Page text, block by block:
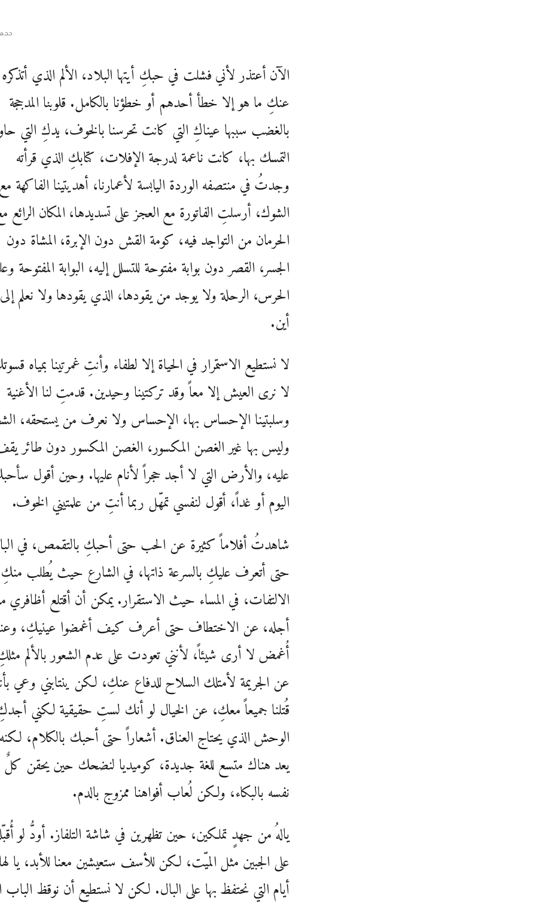
الآن أعتذر لأني فشلت في حبكِ أيتها البلاد، الألم الذي أتذكره
عنكِ ما هو إلا خطأ أحدهم أو خطؤنا بالكامل. قلوبنا المدججة
بالغضب سببها عيناكِ التي كانت تحرسنا بالخوف، يدكِ التي
التمسك بها، كانت ناعمة لدرجة الإفلات، كتابكِ الذي قرأته
وجدتُ في منتصفه الوردة اليابسة لأعمارنا، أهديتينا الفاكهة مع
الشوك، أرسلتِ الفاتورة مع العجز على تسديدها، المكان الرائع
الحرمان من التواجد فيه، كومة القش دون الإبرة، المشاة دون
الجسر، القصر دون بوابة مفتوحة للتسلل إليه، البوابة المفتوحة
الحرس، الرحلة ولا يوجد من يقودها، الذي يقودها ولا نعلم إلى
أين.
لا نستطيع الاستمرار في الحياة إلا لطفاء وأنتِ غمرتينا بمياه
لا نرى العيش إلا معاً وقد تركتينا وحيدين. قدمتِ لنا الأغنية
وسلبتينا الإحساس بها، الإحساس ولا نعرف من يستحقه،
وليس بها غير الغصن المكسور، الغصن المكسور دون طائر
عليه، والأرض التي لا أجد حجراً لأنام عليها. وحين أقول
اليوم أو غداً، أقول لنفسي تمهّل ربما أنتِ من علمتيني الخوف.
شاهدتُ أفلاماً كثيرة عن الحب حتى أحبكِ بالتقمص، في
حتى أتعرف عليكِ بالسرعة ذاتها، في الشارع حيث يُطلب منكِ
الالتفات، في المساء حيث الاستقرار. يمكن أن أقتلع أظافري
أجله، عن الاختطاف حتى أعرف كيف أغمضوا عينيكِ،
أُغمض لا أرى شيئاً، لأنني تعودت على عدم الشعور بالألم
عن الجريمة لأمتلك السلاح للدفاع عنكِ، لكن ينتابني وعي
قُتلنا جميعاً معكِ، عن الخيال لو أنك لستِ حقيقية لكني
الوحش الذي يحتاج العناق. أشعاراً حتى أحبك بالكلام،
يعد هناك متسع للغة جديدة، كوميديا لنضحك حين يحقن كلٌ
نفسه بالبكاء، ولكن لُعاب أفواهنا ممزوج بالدم.
يالهُ من جهدٍ تملكين، حين تظهرين في شاشة التلفاز. أودُّ لو
على الجبين مثل الميّت، لكن للأسف ستعيشين معنا للأبد، يا
أيام التي نحتفظ بها على البال. لكن لا نستطيع أن نوقظ